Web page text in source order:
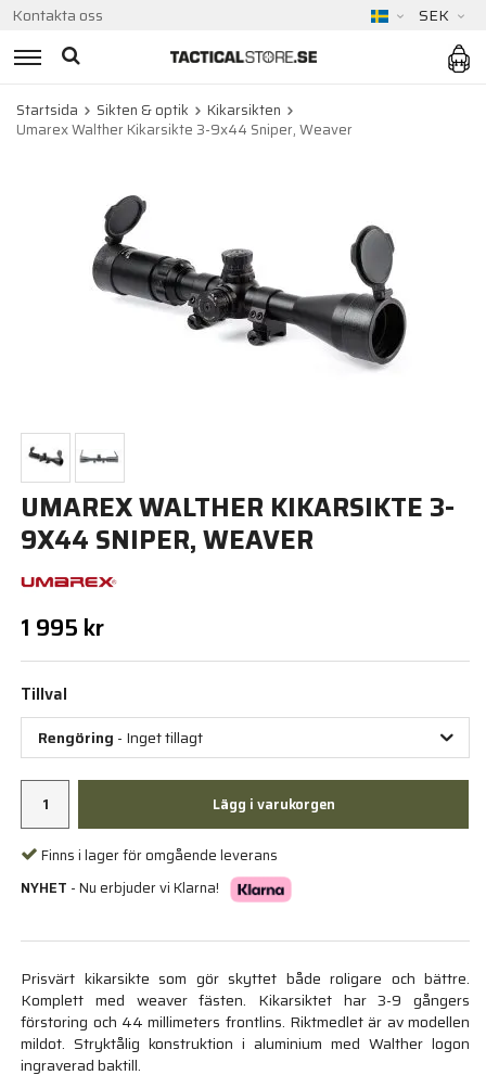
Kontakta oss SEK
Startsida Sikten & optik
Kikarsikten
Umarex Walther Kikarsikte 3-9x44 Sniper, Weaver
UMAREX WALTHER KIKARSIKTE 3-
9X44 SNIPER, WEAVER
1 995 kr
Tillval
Rengöring - Inget tillagt
Lägg i varukorgen
Finns i lager för omgående leverans
NYHET - Nu erbjuder vi Klarna!
Prisvärt kikarsikte som gör skyttet både roligare och bättre.
Komplett med weaver fästen. Kikarsiktet har 3-9 gångers
förstoring och 44 millimeters frontlins. Riktmedlet är av modellen
mildot. Stryktålig konstruktion i aluminium med Walther logon
ingraverad baktill.